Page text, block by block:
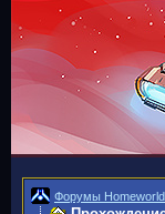
Форумы